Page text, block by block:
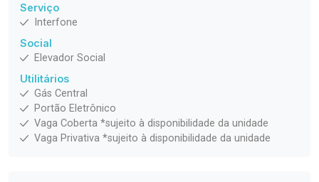
Serviço
Interfone
Social
Elevador Social
Utilitários
Gás Central
Portão Eletrônico
Vaga Coberta *sujeito à disponibilidade da unidade
Vaga Privativa *sujeito à disponibilidade da unidade